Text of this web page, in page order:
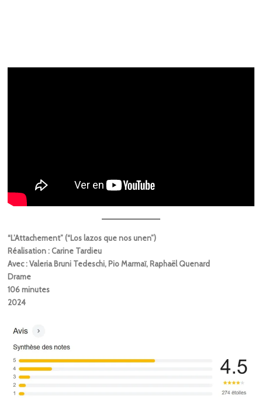
“L’Attachement” (“Los lazos que nos unen”)
Réalisation : Carine Tardieu
Avec : Valeria Bruni Tedeschi, Pio Marmaï, Raphaël Quenard
Drame
106 minutes
2024